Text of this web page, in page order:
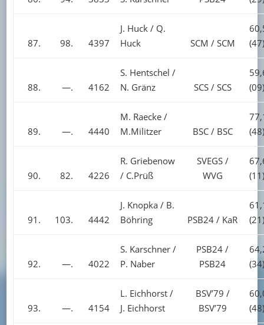
87. 98. 4397
J. Huck / Q.
Huck
SCM / SCM
(47)
88. —. 4162
S. Hentschel /
N. Gränz
SCS / SCS
(09)
89. —. 4440
M. Raecke /
M.Militzer
BSC / BSC
(48)
90. 82. 4226
R. Griebenow
/ C.Prüß
SVEGS /
WVG
(11)
91. 103. 4442
J. Knopka / B.
Böhring
PSB24 / KaR
(21)
92. —. 4022
S. Karschner /
P. Naber
PSB24 /
PSB24
(34)
93. —. 4154
L. Eichhorst /
J. Eichhorst
BSV’79 /
BSV’79
(48)